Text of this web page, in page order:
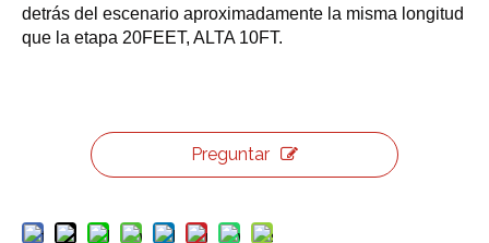
detrás del escenario aproximadamente la misma longitud
que la etapa 20FEET, ALTA 10FT.
Preguntar